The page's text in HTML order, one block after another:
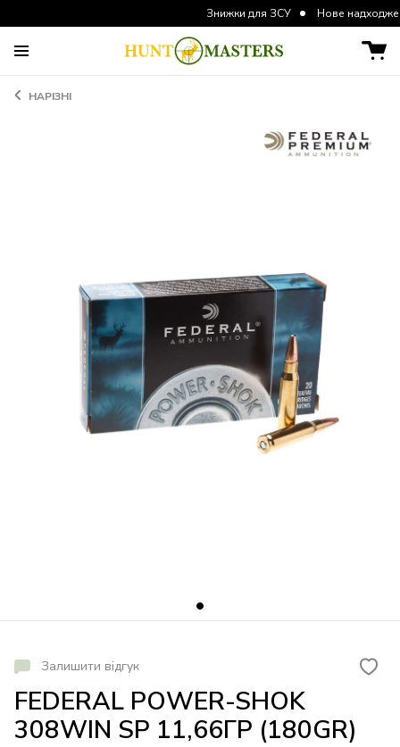
Знижки для ЗСУ Нове надходження
НАРІЗНІ
Залишити відгук
FEDERAL POWER-SHOK
308WIN SP 11,66ГР (180GR)